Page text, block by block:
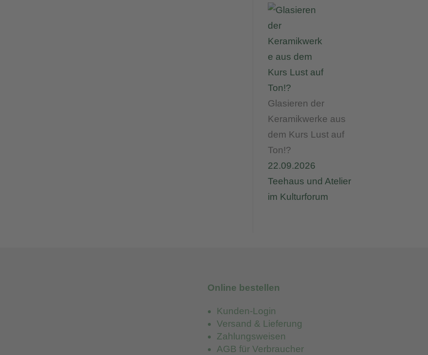
Glasieren der
Keramikwerke aus
dem Kurs Lust auf
Ton!?
22.09.2026
Teehaus und Atelier
im Kulturforum
Online bestellen
Kunden-Login
Versand & Lieferung
Zahlungsweisen
AGB für Verbraucher